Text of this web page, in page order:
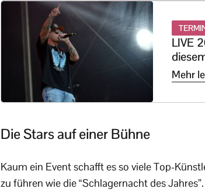
LIVE
Mehr
Die Stars auf einer Bühne
Kaum ein Event schafft es so viele Top-
zu führen wie die “Schlagernacht des